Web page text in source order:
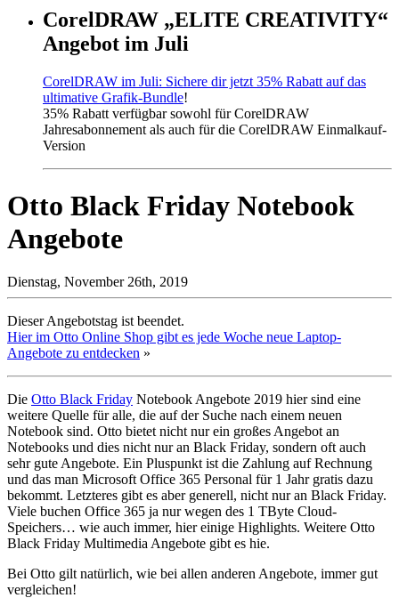
CorelDRAW „ELITE CREATIVITY“
Angebot im Juli
CorelDRAW im Juli: Sichere dir jetzt 35% Rabatt auf das
ultimative Grafik-Bundle!
35% Rabatt verfügbar sowohl für CorelDRAW
Jahresabonnement als auch für die CorelDRAW Einmalkauf-
Version
Otto Black Friday Notebook
Angebote
Dienstag, November 26th, 2019
Dieser Angebotstag ist beendet.
Hier im Otto Online Shop gibt es jede Woche neue Laptop-
Angebote zu entdecken »
Die Otto Black Friday Notebook Angebote 2019 hier sind eine
weitere Quelle für alle, die auf der Suche nach einem neuen
Notebook sind. Otto bietet nicht nur ein großes Angebot an
Notebooks und dies nicht nur an Black Friday, sondern oft auch
sehr gute Angebote. Ein Pluspunkt ist die Zahlung auf Rechnung
und das man Microsoft Office 365 Personal für 1 Jahr gratis dazu
bekommt. Letzteres gibt es aber generell, nicht nur an Black Friday.
Viele buchen Office 365 ja nur wegen des 1 TByte Cloud-
Speichers… wie auch immer, hier einige Highlights. Weitere Otto
Black Friday Multimedia Angebote gibt es hie.
Bei Otto gilt natürlich, wie bei allen anderen Angebote, immer gut
vergleichen!